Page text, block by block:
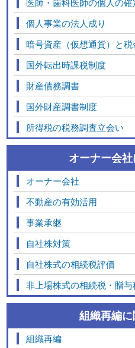
個人事業の法人成り
暗号資産（仮想通貨）と税
国外転出時課税制度
財産債務調書
国外財産調書制度
所得税の税務調査立会い
オーナー会
オーナー会社
不動産の有効活用
事業承継
自社株対策
自社株式の相続税評価
非上場株式の相続税・贈
組織再編
組織再編